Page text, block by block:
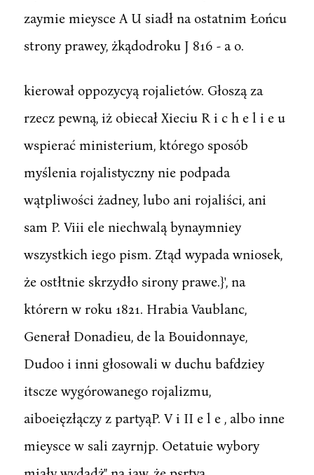
zaymie mieysce A U siadł na ostatnim Łońcu
strony prawey, żkądodroku J 816 - a o.
kierował oppozycyą rojalietów. Głoszą za
rzecz pewną, iż obiecał Xieciu R i c h e l i e u
wspierać ministerium, którego sposób
myślenia rojalistyczny nie podpada
wątpliwości żadney, lubo ani rojaliści, ani
sam P. Viii ele niechwalą bynaymniey
wszystkich iego pism. Ztąd wypada wniosek,
że ostłtnie skrzydło sirony prawe.}', na
którern w roku 1821. Hrabia Vaublanc,
Generał Donadieu, de la Bouidonnaye,
Dudoo i inni głosowali w duchu bafdziey
itscze wygórowanego rojalizmu,
aiboeięzłączy z partyąP. V i II e l e , albo inne
mieysce w sali zayrnjp. Oetatuie wybory